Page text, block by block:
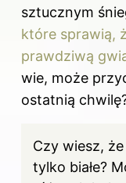
sztucznym
które sprawią,
prawdziwą
wie, może
ostatnią
Czy wiesz,
tylko białe?